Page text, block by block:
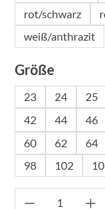
rot/schwarz
weiß/anthrazit
Größe
23 24 25
42
44 46
60
62 64
98
102
Produkt